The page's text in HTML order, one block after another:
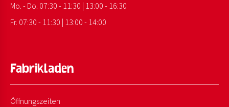
Mo. - Do. 07:30 - 11:30 | 13:00 - 16:30
Fr. 07:30 - 11:30 | 13:00 - 14:00
Fabrikladen
Öffnungszeiten